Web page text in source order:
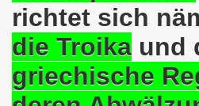
richtet sich
die Troika und
griechische
am 08.07.2024
der
Gelsenkirchener